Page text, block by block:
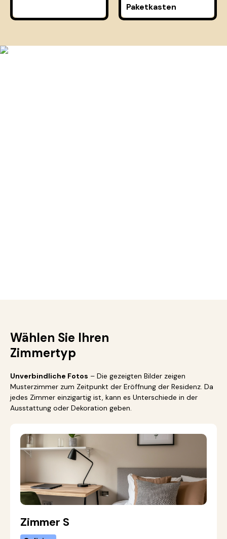
Paketkasten
Wählen Sie Ihren
Zimmertyp
Unverbindliche Fotos – Die gezeigten Bilder zeigen
Musterzimmer zum Zeitpunkt der Eröffnung der Residenz. Da
jedes Zimmer einzigartig ist, kann es Unterschiede in der
Ausstattung oder Dekoration geben.
Zimmer S